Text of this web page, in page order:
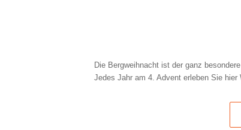
Die Bergweihnacht ist der ganz
Jedes Jahr am 4. Advent erleben Sie